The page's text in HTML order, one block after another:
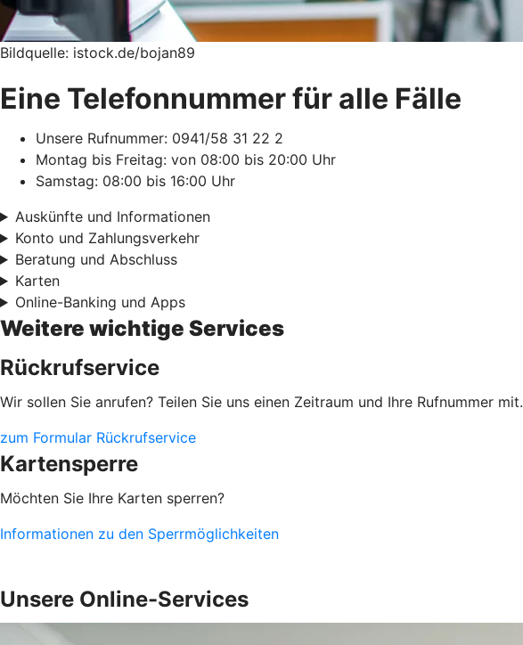
Bildquelle: istock.de/bojan89
Eine Telefonnummer für alle Fälle
Unsere Rufnummer: 0941/58 31 22 2
Montag bis Freitag: von 08:00 bis 20:00 Uhr
Samstag: 08:00 bis 16:00 Uhr
Auskünfte und Informationen
Konto und Zahlungsverkehr
Beratung und Abschluss
Karten
Online-Banking und Apps
Weitere wichtige Services
Rückrufservice
Wir sollen Sie anrufen? Teilen Sie uns einen Zeitraum und Ihre Rufnummer mit.
zum Formular Rückrufservice
Kartensperre
Möchten Sie Ihre Karten sperren?
Informationen zu den Sperrmöglichkeiten
Unsere Online-Services